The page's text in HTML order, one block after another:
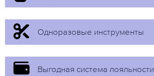
Одноразовые инструменты
Выгодная система лояльности